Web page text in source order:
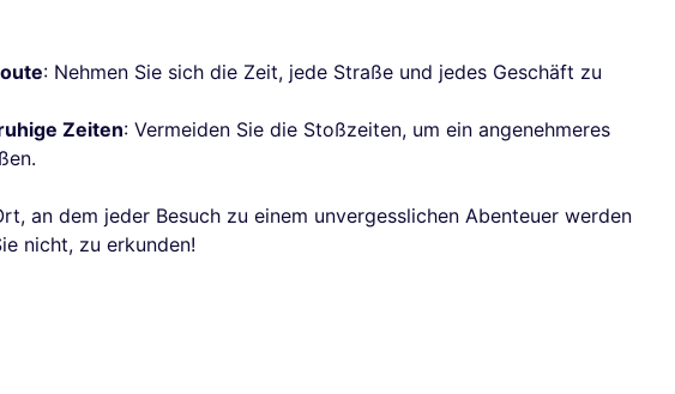
: Nehmen Sie sich die Zeit, jede Straße und jedes Geschäft zu
Zeiten: Vermeiden Sie die Stoßzeiten, um ein angenehmeres
an dem jeder Besuch zu einem unvergesslichen Abenteuer werden
nicht, zu erkunden!